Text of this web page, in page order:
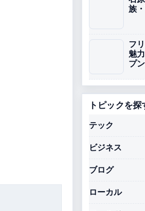
族
フ
魅
プ
トピックを探
テック
ビジネス
ブログ
ローカル